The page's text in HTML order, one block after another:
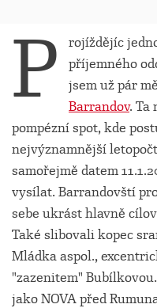
P
rojíždějíc
příjemného
jsem už pár
Barrandov. Ta
pompézní spot, kde
nejvýznamnější
samořejmě datem
vysílat. Barrandovští
sebe ukrást hlavně
Také slibovali kopec
Mládka aspol.,
"zazenitem"
jako NOVA před